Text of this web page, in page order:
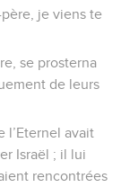
je viens te
se prosterna
de leurs
l’Eternel avait
Israël ; il lui
rencontrées